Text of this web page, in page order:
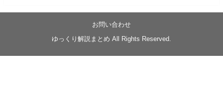
【忍】ゆっくり季節性ドネート2021初夏22･23春/異世
界ファンタジー回解説【殺】～トリダ編
https://www.nicovideo.jp/watch/sm42161719
お問い合わせ
ゆっくり解説まとめ All Rights Reserved.